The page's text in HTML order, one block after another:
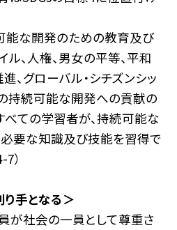
能な開発のための教育及び
、人権、男女の平等、平和
、グローバル・シチズンシッ
持続可能な開発への貢献の
べての学習者が、持続可能な
要な知識及び技能を習得で
）
手となる＞
が社会の一員として尊重さ